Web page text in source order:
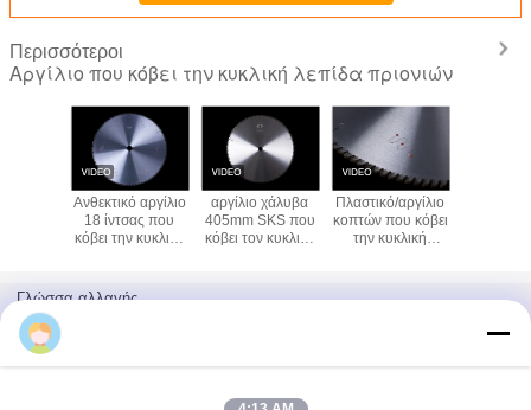
Περισσότεροι
Αργίλιο που κόβει την κυκλική λεπίδα πριονιών
Ανθεκτικό αργίλιο
18 ίντσας που
κόβει την κυκλική
σκληρές άκρες
αργίλιο χάλυβα
405mm SKS που
κόβει τον κυκλικό
Πλαστικό/αργίλιο
κοπτών που κόβει
την κυκλική
Γλώσσα αλλαγής
Greek